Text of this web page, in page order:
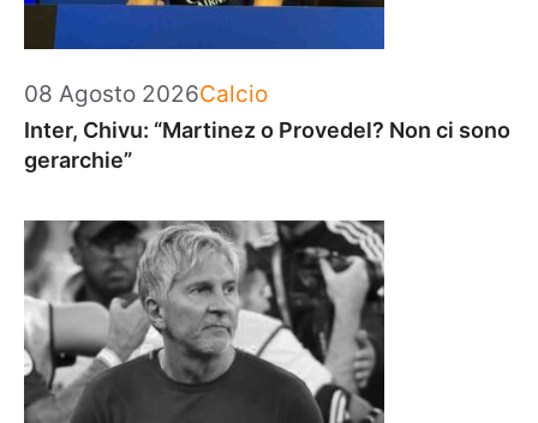
08 Agosto 2026Categorie
Calcio
Inter, Chivu: “Martinez o Provedel? Non ci sono
gerarchie”